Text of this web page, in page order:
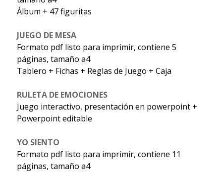
Álbum + 47 figuritas
JUEGO DE MESA
Formato pdf listo para imprimir, contiene 5
páginas, tamaño a4
Tablero + Fichas + Reglas de Juego + Caja
RULETA DE EMOCIONES
Juego interactivo, presentación en powerpoint +
Powerpoint editable
YO SIENTO
Formato pdf listo para imprimir, contiene 11
páginas, tamaño a4